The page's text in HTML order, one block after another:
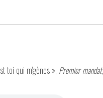
toi qui m'gènes », Premier mandat,